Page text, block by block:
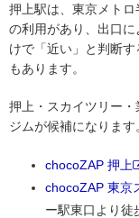
押上駅は、東京メト
の利用があり、出口
けで「近い」と判断
もあります。
押上・スカイツリー
ジムが候補になります
chocoZAP 押上
chocoZAP 東京
ー駅東口より徒